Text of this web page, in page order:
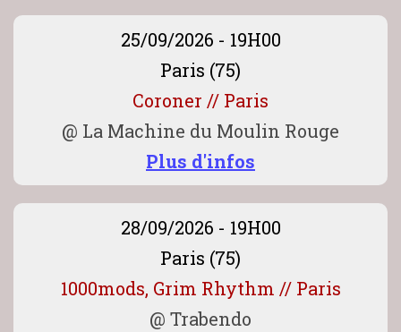
25/09/2026 - 19H00
Paris (75)
Coroner // Paris
@ La Machine du Moulin Rouge
Plus d'infos
28/09/2026 - 19H00
Paris (75)
1000mods, Grim Rhythm // Paris
@ Trabendo